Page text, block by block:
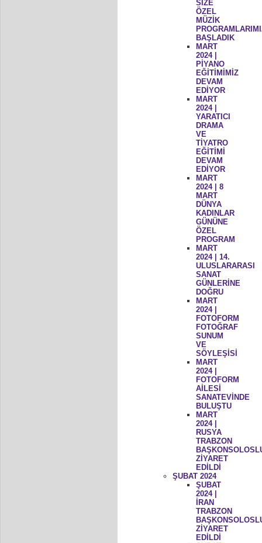
SİZE
ÖZEL
MÜZİK
BAŞLADIK
MART
2024 |
PİYANO
EĞİTİMİMİZ
DEVAM
EDİYOR
MART
2024 |
YARATICI
DRAMA
VE
TİYATRO
EĞİTİMİ
DEVAM
EDİYOR
MART
2024 | 8
MART
DÜNYA
KADINLAR
GÜNÜNE
ÖZEL
PROGRAM
MART
2024 | 14.
ULUSLARARASI
SANAT
GÜNLERİNE
DOĞRU
MART
2024 |
FOTOFORM
FOTOĞRAF
SUNUM
VE
SÖYLEŞİSİ
MART
2024 |
FOTOFORM
AİLESİ
SANATEVİNDE
BULUŞTU
MART
2024 |
RUSYA
TRABZON
ZİYARET
EDİLDİ
ŞUBAT 2024
ŞUBAT
2024 |
İRAN
TRABZON
ZİYARET
EDİLDİ